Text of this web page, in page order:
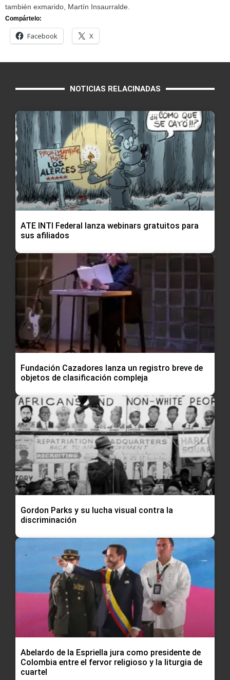
también exmarido, Martín Insaurralde.
Compártelo:
Facebook X
NOTICIAS RELACINADAS
ATE INTI Federal lanza webinars gratuitos para
sus afiliados
Fundación Cazadores lanza un registro breve de
objetos de clasificación compleja
Gordon Parks y su lucha visual contra la
discriminación
Abelardo de la Espriella jura como presidente de
Colombia entre el fervor religioso y la liturgia de
cuartel